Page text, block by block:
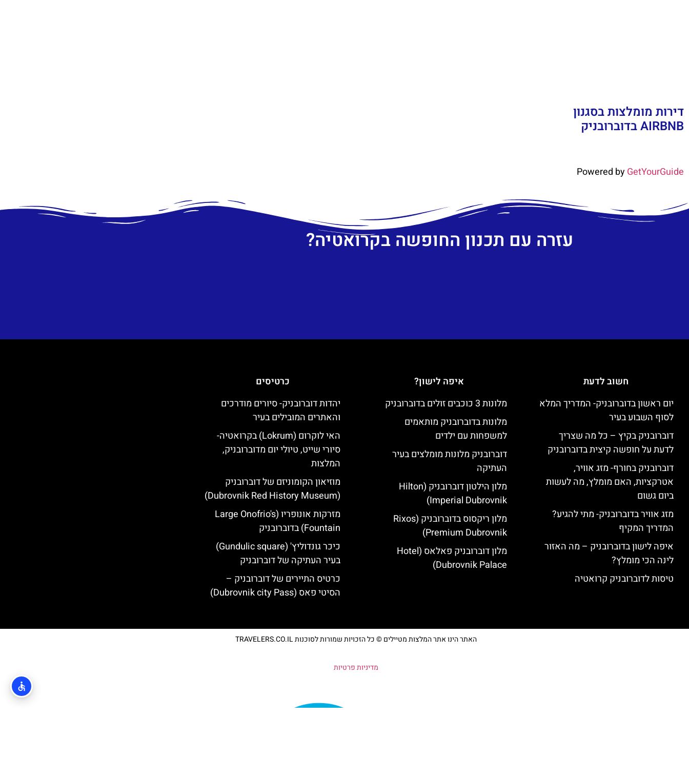
דירות מומלצות בסגנון
AIRBNB בדוברובניק
Powered byGetYourGuide
עזרה עם תכנון החופשה בקרואטיה?
חשוב לדעת
יום ראשון בדוברובניק- המדריך המלא
לסוף השבוע בעיר
דוברובניק בקיץ – כל מה שצריך
לדעת על חופשה קיצית בדוברובניק
דוברובניק בחורף- מזג אוויר,
אטרקציות, האם מומלץ, מה לעשות
ביום גשום
מזג אוויר בדוברובניק- מתי להגיע?
המדריך המקיף
איפה לישון בדוברובניק – מה האזור
לינה הכי מומלץ?
טיסות לדוברובניק קרואטיה
איפה לישון?
מלונות 3 כוכבים זולים בדוברובניק
מלונות בדוברובניק מותאמים
למשפחות עם ילדים
דוברובניק מלונות מומלצים בעיר
העתיקה
מלון הילטון דוברובניק (Hilton
Imperial Dubrovnik)
מלון ריקסוס בדוברובניק (Rixos
Premium Dubrovnik)
מלון דוברובניק פאלאס (Hotel
Dubrovnik Palace)
כרטיסים
יהדות דוברובניק- סיורים מודרכים
והאתרים המובילים בעיר
האי לוקרום (Lokrum) בקרואטיה-
סיורי שייט, טיולי יום מדוברובניק,
המלצות
מוזיאון הקומוניזם של דוברובניק
(Dubrovnik Red History Museum)
מזרקות אונופריו (Large Onofrio's
Fountain) בדוברובניק
כיכר גונדוליץ' (Gundulic square)
בעיר העתיקה של דוברובניק
כרטיס התיירים של דוברובניק –
הסיטי פאס (Dubrovnik city Pass)
האתר הינו אתר המלצות מטיילים © כל הזכויות שמורות לסוכנות TRAVELERS.CO.IL
מדיניות פרטיות